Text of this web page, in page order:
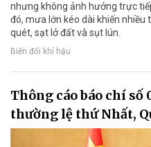
nhưng không ảnh hưởng trực
đó, mưa lớn kéo dài khiến nhiều
quét, sạt lở đất và sụt lún.
Biến đổi khí hậu
Thông cáo báo chí số
thường lệ thứ Nhất,